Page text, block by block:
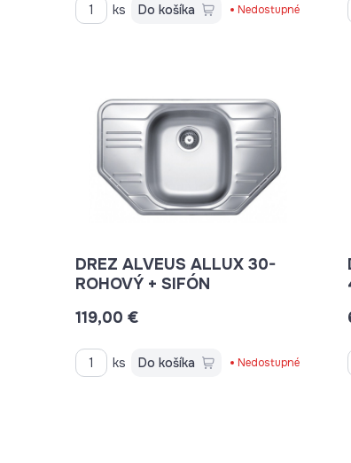
ks Do košíka Nedostupné
DREZ ALVEUS ALLUX 30-
ROHOVÝ + SIFÓN
119,00 €
ks Do košíka Nedostupné